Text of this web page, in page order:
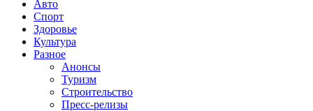
Авто
Спорт
Здоровье
Культура
Разное
Анонсы
Туризм
Строительство
Пресс-релизы